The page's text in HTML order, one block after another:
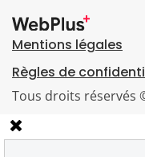
Mentions légales
Règles de
Tous droits réservés